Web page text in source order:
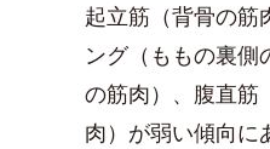
起立筋（背骨の筋
ング（ももの裏側
の筋肉）、腹直筋
肉）が弱い傾向に